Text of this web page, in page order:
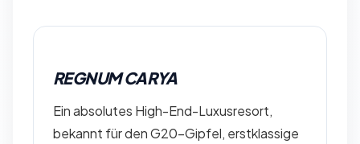
REGNUM CARYA
Ein absolutes High-End-Luxusresort,
bekannt für den G20-Gipfel, erstklassige